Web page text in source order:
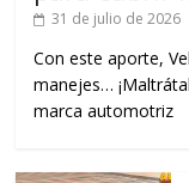
31 de julio de 2026
Con este aporte,
manejes…
marca automotriz